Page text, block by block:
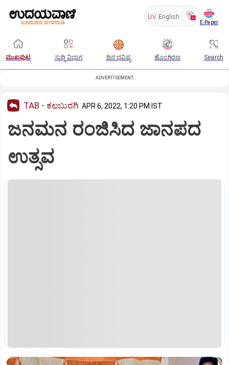
UV English
E-Paper
ಮುಖಪುಟ ಸುದ್ದಿ ವಿಭಾಗ ದಿನ ಭವಿಷ್ಯ ಹೊಂಗಿರಣ Search
ADVERTISEMENT
TAB - ಕಲಬುರಗಿ APR 6, 2022, 1:20 PM IST
ಜನಮನ ರಂಜಿಸಿದ ಜಾನಪದ
ಉತ್ಸವ